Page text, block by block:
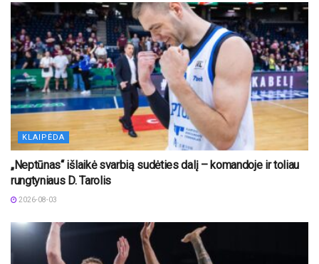
KLAIPĖDA
„Neptūnas“ išlaikė svarbią sudėties dalį – komandoje ir toliau
rungtyniaus D. Tarolis
2026-08-03